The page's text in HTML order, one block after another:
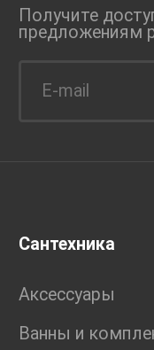
Получите
предложениям
Сантехника
Аксессуары
Ванны и